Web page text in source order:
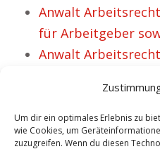
Um dir ein optimales Erlebnis zu
wie Cookies, um
zuzugreifen. Wenn du diesen
Anwalt
für Arbeitgeber
Anwalt
Anwalt Soest für
Anwalt Zschopau
Arbeitsrecht und IT